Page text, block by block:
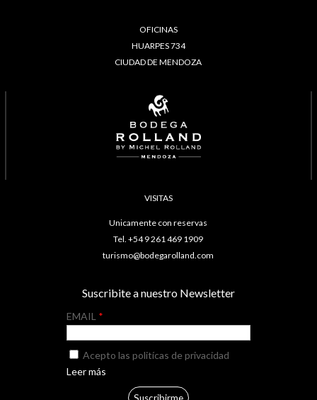
OFICINAS
HUARPES 734
CIUDAD DE MENDOZA
VISITAS
Unicamente con reservas
Tel. +54 9 261 469 1909
turismo@bodegarolland.com
Suscribite a nuestro Newsletter
EMAIL
Acepto las politícas de privacidad
Leer más